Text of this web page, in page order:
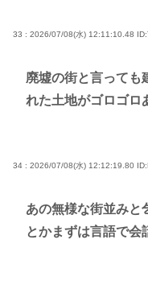
33 : 2026/07/08(水) 12:11:10.48
廃墟の街と言っても
れた土地がゴロゴロ
34 : 2026/07/08(水) 12:12:19.80
あの無様な街並みと
とかまずは言語で会